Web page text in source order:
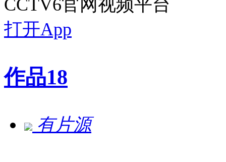
CCTV6官网视频平台
打开App
作品18
有片源